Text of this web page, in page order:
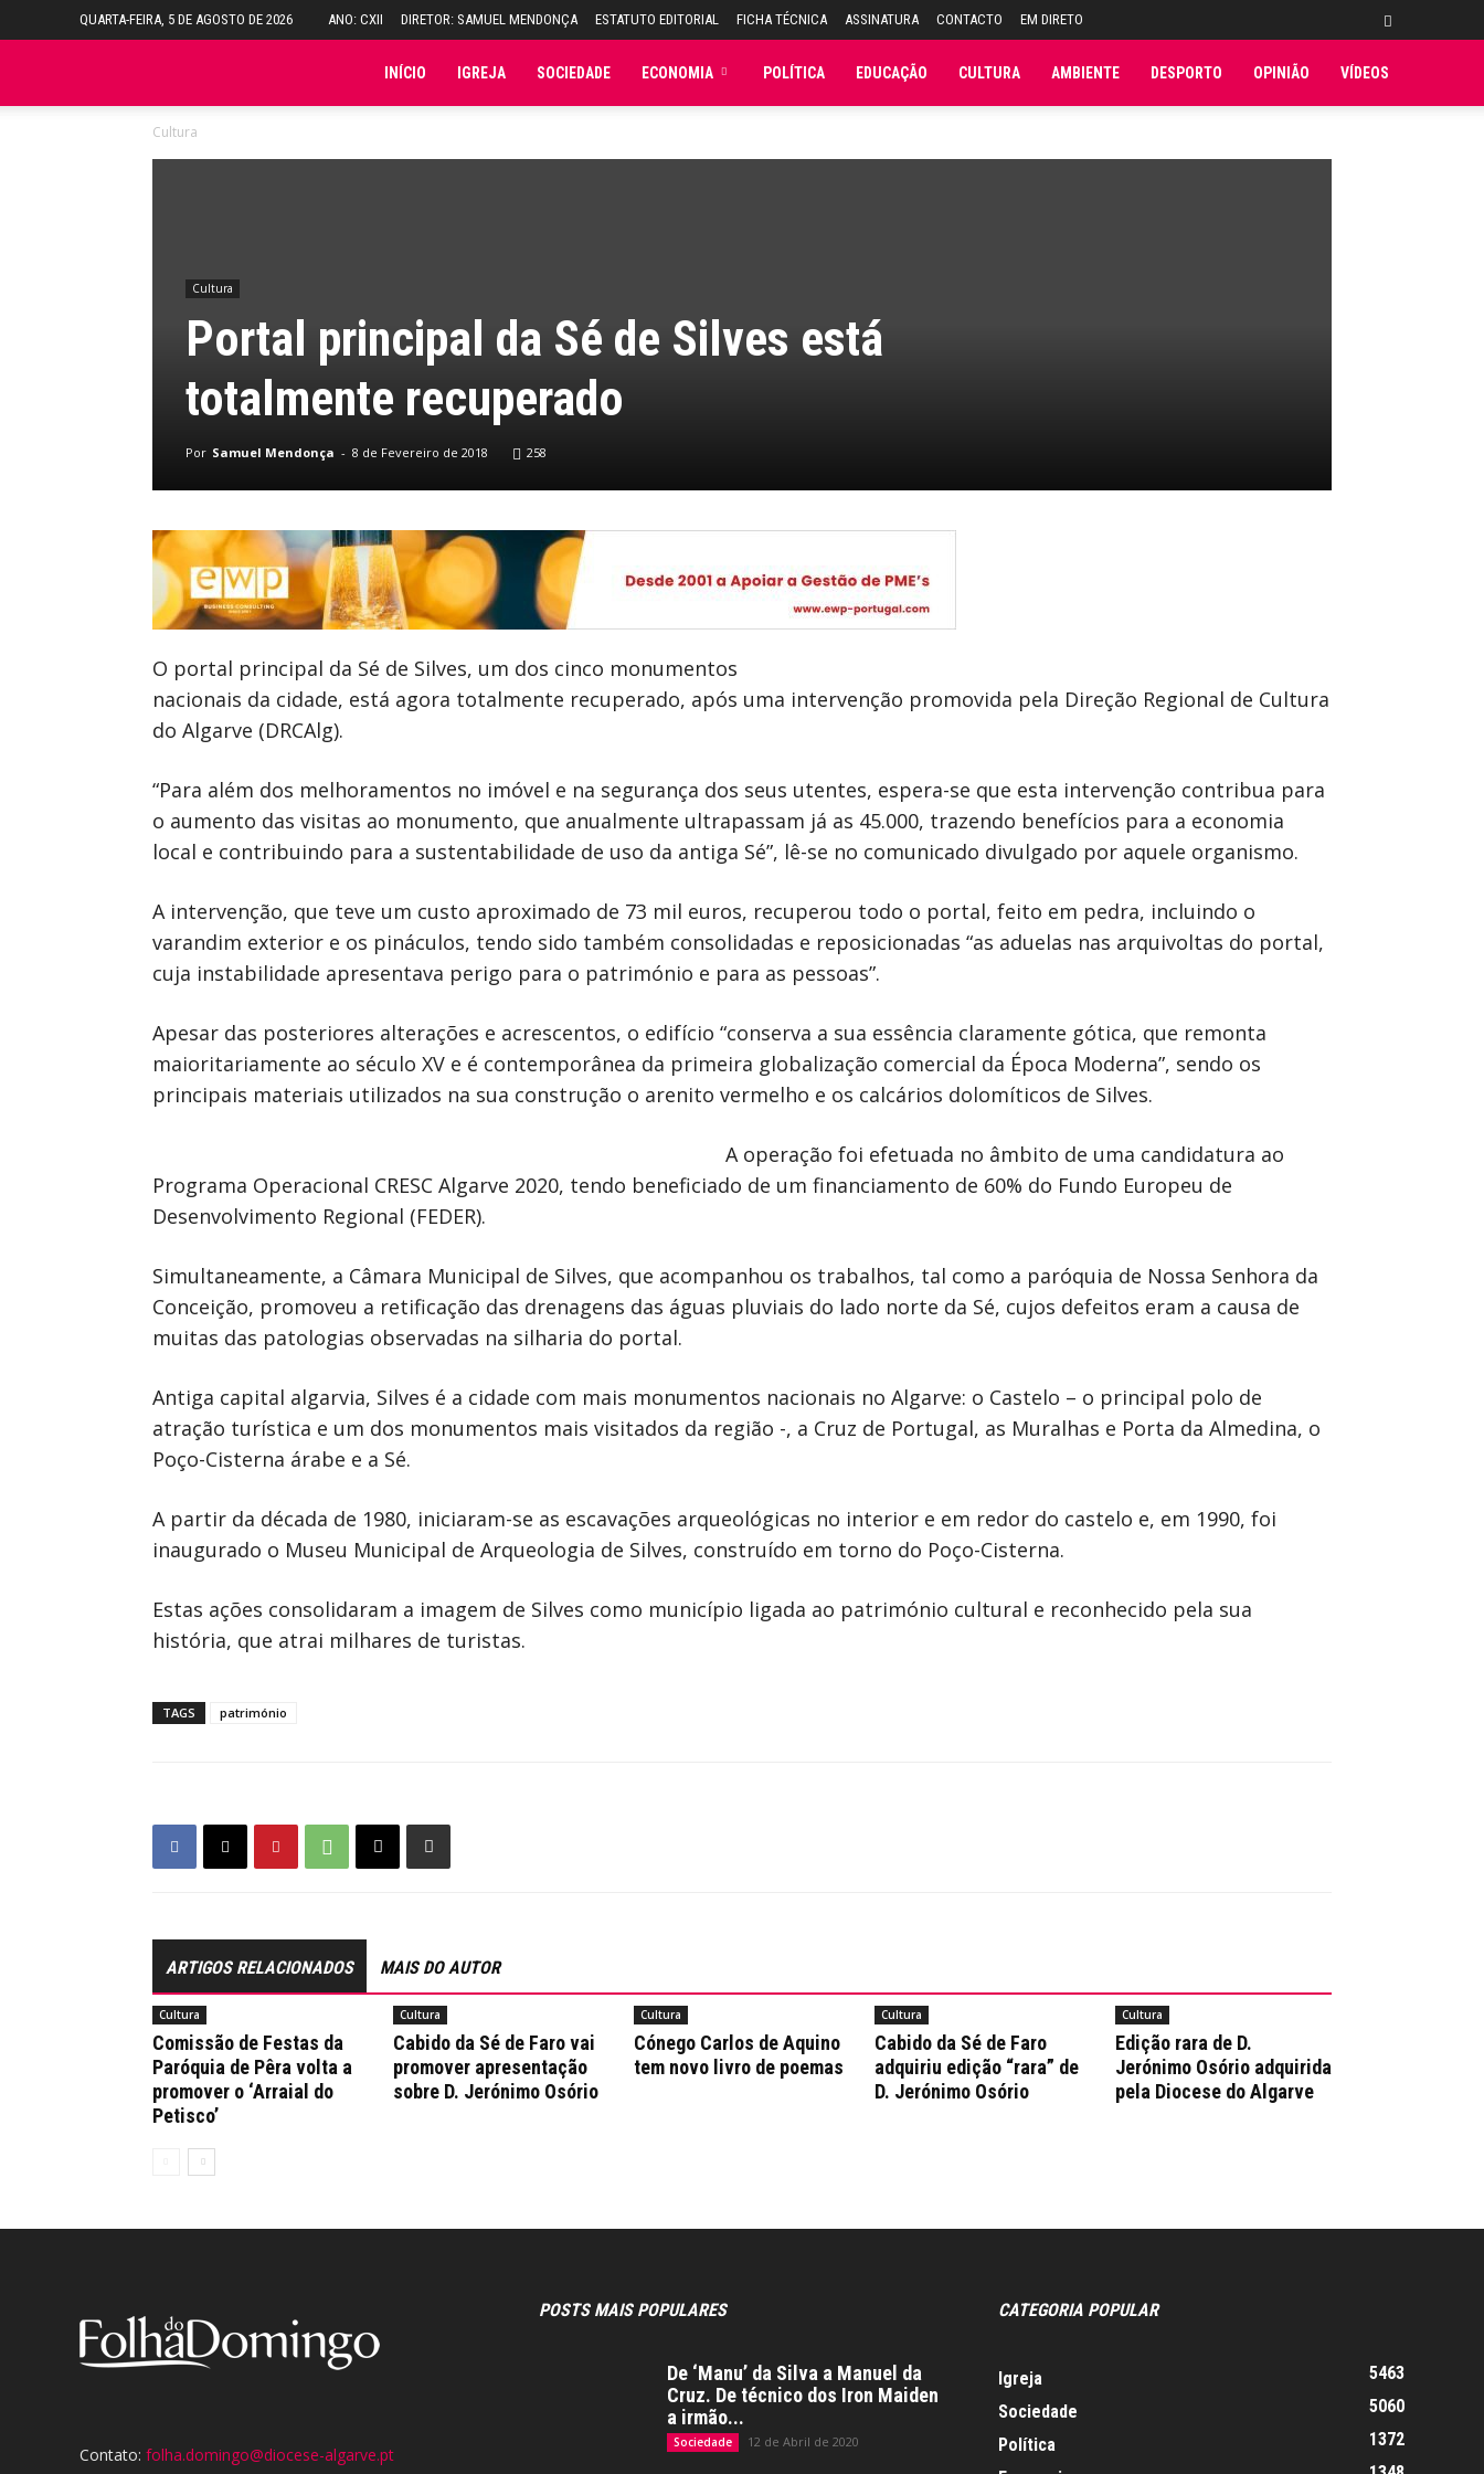
QUARTA-FEIRA, 5 DE AGOSTO DE 2026 ANO: CXII DIRETOR: SAMUEL MENDONÇA ESTATUTO EDITORIAL FICHA TÉCNICA ASSINATURA CONTACTO EM DIRETO
INÍCIO IGREJA SOCIEDADE ECONOMIA POLÍTICA EDUCAÇÃO CULTURA AMBIENTE DESPORTO OPINIÃO VÍDEOS
Cultura
Cultura
Portal principal da Sé de Silves está
totalmente recuperado
Por Samuel Mendonça - 8 de Fevereiro de 2018 258
O portal principal da Sé de Silves, um dos cinco monumentos
nacionais da cidade, está agora totalmente recuperado, após uma intervenção promovida pela Direção Regional de Cultura
do Algarve (DRCAlg).
“Para além dos melhoramentos no imóvel e na segurança dos seus utentes, espera-se que esta intervenção contribua para
o aumento das visitas ao monumento, que anualmente ultrapassam já as 45.000, trazendo benefícios para a economia
local e contribuindo para a sustentabilidade de uso da antiga Sé”, lê-se no comunicado divulgado por aquele organismo.
A intervenção, que teve um custo aproximado de 73 mil euros, recuperou todo o portal, feito em pedra, incluindo o
varandim exterior e os pináculos, tendo sido também consolidadas e reposicionadas “as aduelas nas arquivoltas do portal,
cuja instabilidade apresentava perigo para o património e para as pessoas”.
Apesar das posteriores alterações e acrescentos, o edifício “conserva a sua essência claramente gótica, que remonta
maioritariamente ao século XV e é contemporânea da primeira globalização comercial da Época Moderna”, sendo os
principais materiais utilizados na sua construção o arenito vermelho e os calcários dolomíticos de Silves.
A operação foi efetuada no âmbito de uma candidatura ao
Programa Operacional CRESC Algarve 2020, tendo beneficiado de um financiamento de 60% do Fundo Europeu de
Desenvolvimento Regional (FEDER).
Simultaneamente, a Câmara Municipal de Silves, que acompanhou os trabalhos, tal como a paróquia de Nossa Senhora da
Conceição, promoveu a retificação das drenagens das águas pluviais do lado norte da Sé, cujos defeitos eram a causa de
muitas das patologias observadas na silharia do portal.
Antiga capital algarvia, Silves é a cidade com mais monumentos nacionais no Algarve: o Castelo – o principal polo de
atração turística e um dos monumentos mais visitados da região -, a Cruz de Portugal, as Muralhas e Porta da Almedina, o
Poço-Cisterna árabe e a Sé.
A partir da década de 1980, iniciaram-se as escavações arqueológicas no interior e em redor do castelo e, em 1990, foi
inaugurado o Museu Municipal de Arqueologia de Silves, construído em torno do Poço-Cisterna.
Estas ações consolidaram a imagem de Silves como município ligada ao património cultural e reconhecido pela sua
história, que atrai milhares de turistas.
TAGS património
ARTIGOS RELACIONADOS MAIS DO AUTOR
Cultura
Comissão de Festas da
Paróquia de Pêra volta a
promover o ‘Arraial do
Petisco’
Cultura
Cabido da Sé de Faro vai
promover apresentação
sobre D. Jerónimo Osório
Cultura
Cónego Carlos de Aquino
tem novo livro de poemas
Cultura
Cabido da Sé de Faro
adquiriu edição “rara” de
D. Jerónimo Osório
Cultura
Edição rara de D.
Jerónimo Osório adquirida
pela Diocese do Algarve
Contato: folha.domingo@diocese-algarve.pt
POSTS MAIS POPULARES
De ‘Manu’ da Silva a Manuel da
Cruz. De técnico dos Iron Maiden
a irmão...
Sociedade 12 de Abril de 2020
CATEGORIA POPULAR
Igreja
5463
Sociedade
5060
Política
1372